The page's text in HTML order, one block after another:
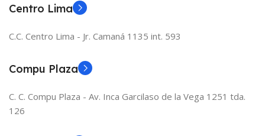
Centro Lima
C.C. Centro Lima - Jr. Camaná 1135 int. 593
Compu Plaza
C. C. Compu Plaza - Av. Inca Garcilaso de la Vega 1251 tda.
126